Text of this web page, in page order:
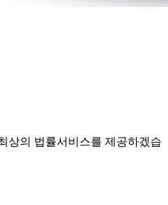
상의 법률서비스를 제공하겠습